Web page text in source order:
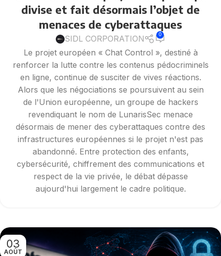
divise et fait désormais l’objet de
menaces de cyberattaques
SIDL CORPORATION 0
Le projet européen « Chat Control », destiné à
renforcer la lutte contre les contenus pédocriminels
en ligne, continue de susciter de vives réactions.
Alors que les négociations se poursuivent au sein
de l'Union européenne, un groupe de hackers
revendiquant le nom de LunarisSec menace
désormais de mener des cyberattaques contre des
infrastructures européennes si le projet n'est pas
abandonné. Entre protection des enfants,
cybersécurité, chiffrement des communications et
respect de la vie privée, le débat dépasse
aujourd'hui largement le cadre politique.
03
AOÛT